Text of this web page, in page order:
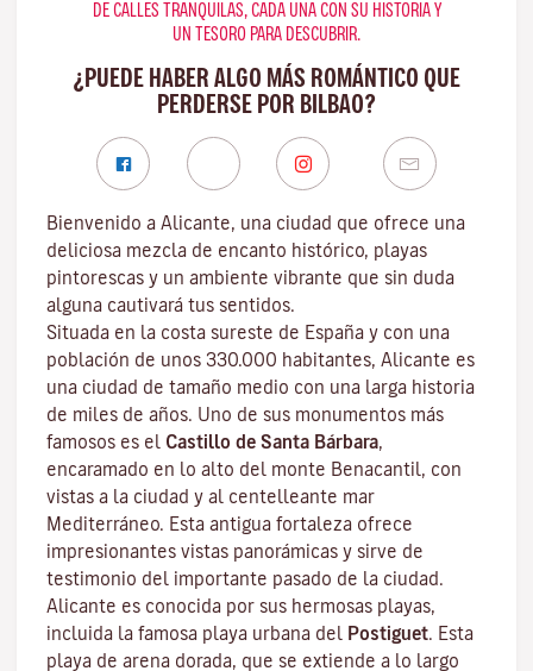
DE CALLES TRANQUILAS, CADA UNA CON SU HISTORIA Y
UN TESORO PARA DESCUBRIR.
¿PUEDE HABER ALGO MÁS ROMÁNTICO QUE
PERDERSE POR BILBAO?
Bienvenido a Alicante, una ciudad que ofrece una
deliciosa mezcla de encanto histórico, playas
pintorescas y un ambiente vibrante que sin duda
alguna cautivará tus sentidos.
Situada en la costa sureste de España y con una
población de unos 330.000 habitantes, Alicante es
una ciudad de tamaño medio con una larga historia
de miles de años. Uno de sus monumentos más
famosos es el Castillo de Santa Bárbara,
encaramado en lo alto del monte Benacantil, con
vistas a la ciudad y al centelleante mar
Mediterráneo. Esta antigua fortaleza ofrece
impresionantes vistas panorámicas y sirve de
testimonio del importante pasado de la ciudad.
Alicante es conocida por sus hermosas playas,
incluida la famosa playa urbana del Postiguet. Esta
playa de arena dorada, que se extiende a lo largo